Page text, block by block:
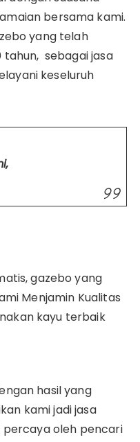
bersama kami.
yang telah
tahun, sebagai jasa
keseluruh
gazebo yang
Menjamin Kualitas
kayu terbaik
hasil yang
kami jadi jasa
oleh pencari